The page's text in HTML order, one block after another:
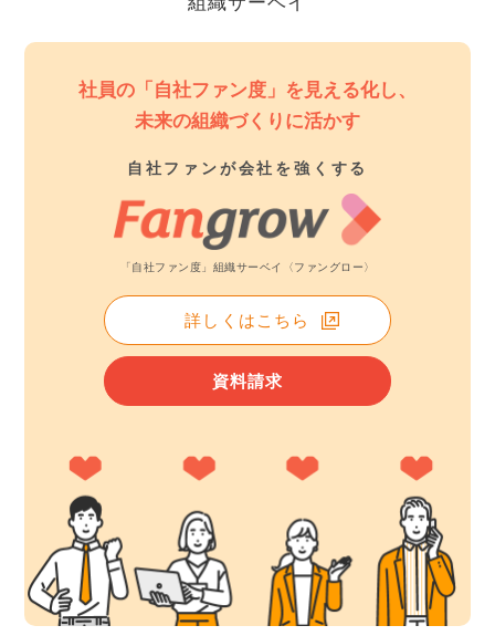
社員の「自社ファン度」を見える化し、
未来の組織づくりに活かす
自社ファンが会社を強くする
「自社ファン度」組織サーベイ〈ファングロー〉
詳しくはこちら
資料請求